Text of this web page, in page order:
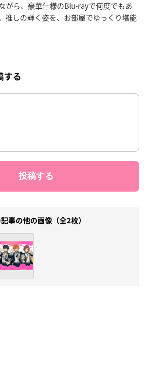
がら、豪華仕様のBlu-rayで何度でもあ
推しの輝く姿を、お部屋でゆっくり堪能
する
事の他の画像（全2枚）